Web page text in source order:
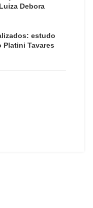
Debora
estudo
Platini Tavares